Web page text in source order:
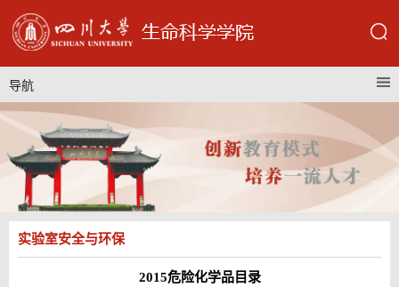
导航
实验室安全与环保
2015危险化学品目录